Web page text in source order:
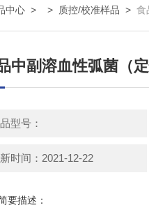
中心 > > 质控/校准样品 > 食
中副溶血性弧菌（
型号：
时间：2021-12-22
要描述：